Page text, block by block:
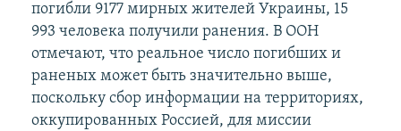
погибли 9177 мирных жителей Украины, 15
993 человека получили ранения. В ООН
отмечают, что реальное число погибших и
раненых может быть значительно выше,
поскольку сбор информации на территориях,
оккупированных Россией, для миссии